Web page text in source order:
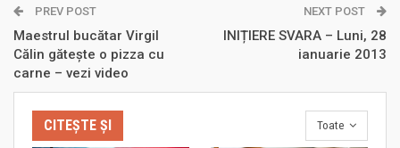
PREV POST
Maestrul bucătar Virgil
Călin gătește o pizza cu
carne – vezi video
NEXT POST
INIȚIERE SVARA – Luni, 28
ianuarie 2013
Toate
CITEȘTE ȘI